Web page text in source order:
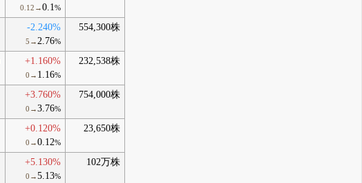
0.12→0.1%
-2.240%
5→2.76%
554,300株
+1.160%
0→ 1.16%
232,538株
+3.760%
0→3.76%
754,000株
+0.120%
0→0.12%
23,650株
+5.130%
0→5.13%
102万株